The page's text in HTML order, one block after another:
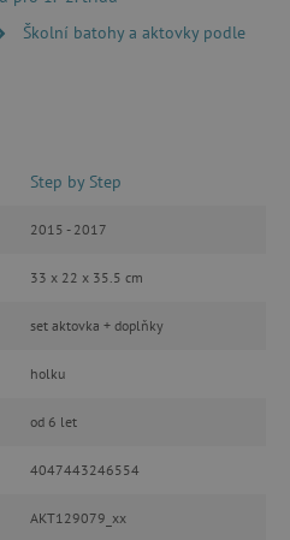
Školní batohy a aktovky podle
Step by Step
2015 - 2017
33 x 22 x 35.5 cm
set aktovka + doplňky
holku
od 6 let
4047443246554
AKT129079_xx
cookie umožňují
stránek, jako je
účtu. Webové